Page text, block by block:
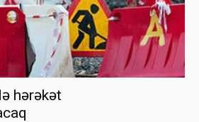
hərəkət